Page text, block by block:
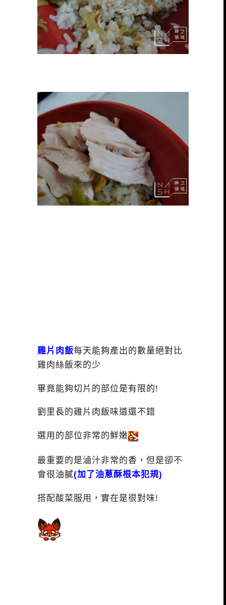
雞片肉飯每天能夠產出的數量絕對比
雞肉絲飯來的少
畢竟能夠切片的部位是有限的!
劉里長的雞片肉飯味道還不錯
選用的部位非常的鮮嫩
最重要的是滷汁非常的香，但是卻不
會很油膩(加了油蔥酥根本犯規)
搭配酸菜服用，實在是很對味!